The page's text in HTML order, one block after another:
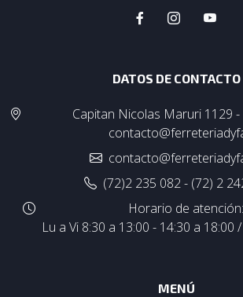
DATOS DE CONTACTO
Capitan Nicolas Maruri 1129 -
(72)2 235 082 - (72) 2
Horario de atención:
Lu a Vi 8:30 a 13:00 - 14:30 a 18:00
MENÚ